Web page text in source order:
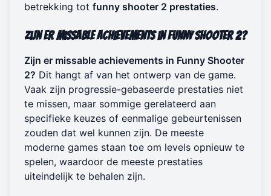
betrekking tot funny shooter 2 prestaties.
Zijn er missable achievements in Funny Shooter 2?
Zijn er missable achievements in Funny Shooter
2? Dit hangt af van het ontwerp van de game.
Vaak zijn progressie-gebaseerde prestaties niet
te missen, maar sommige gerelateerd aan
specifieke keuzes of eenmalige gebeurtenissen
zouden dat wel kunnen zijn. De meeste
moderne games staan toe om levels opnieuw te
spelen, waardoor de meeste prestaties
uiteindelijk te behalen zijn.